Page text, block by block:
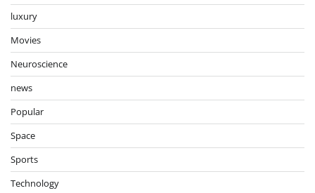
luxury
Movies
Neuroscience
news
Popular
Space
Sports
Technology